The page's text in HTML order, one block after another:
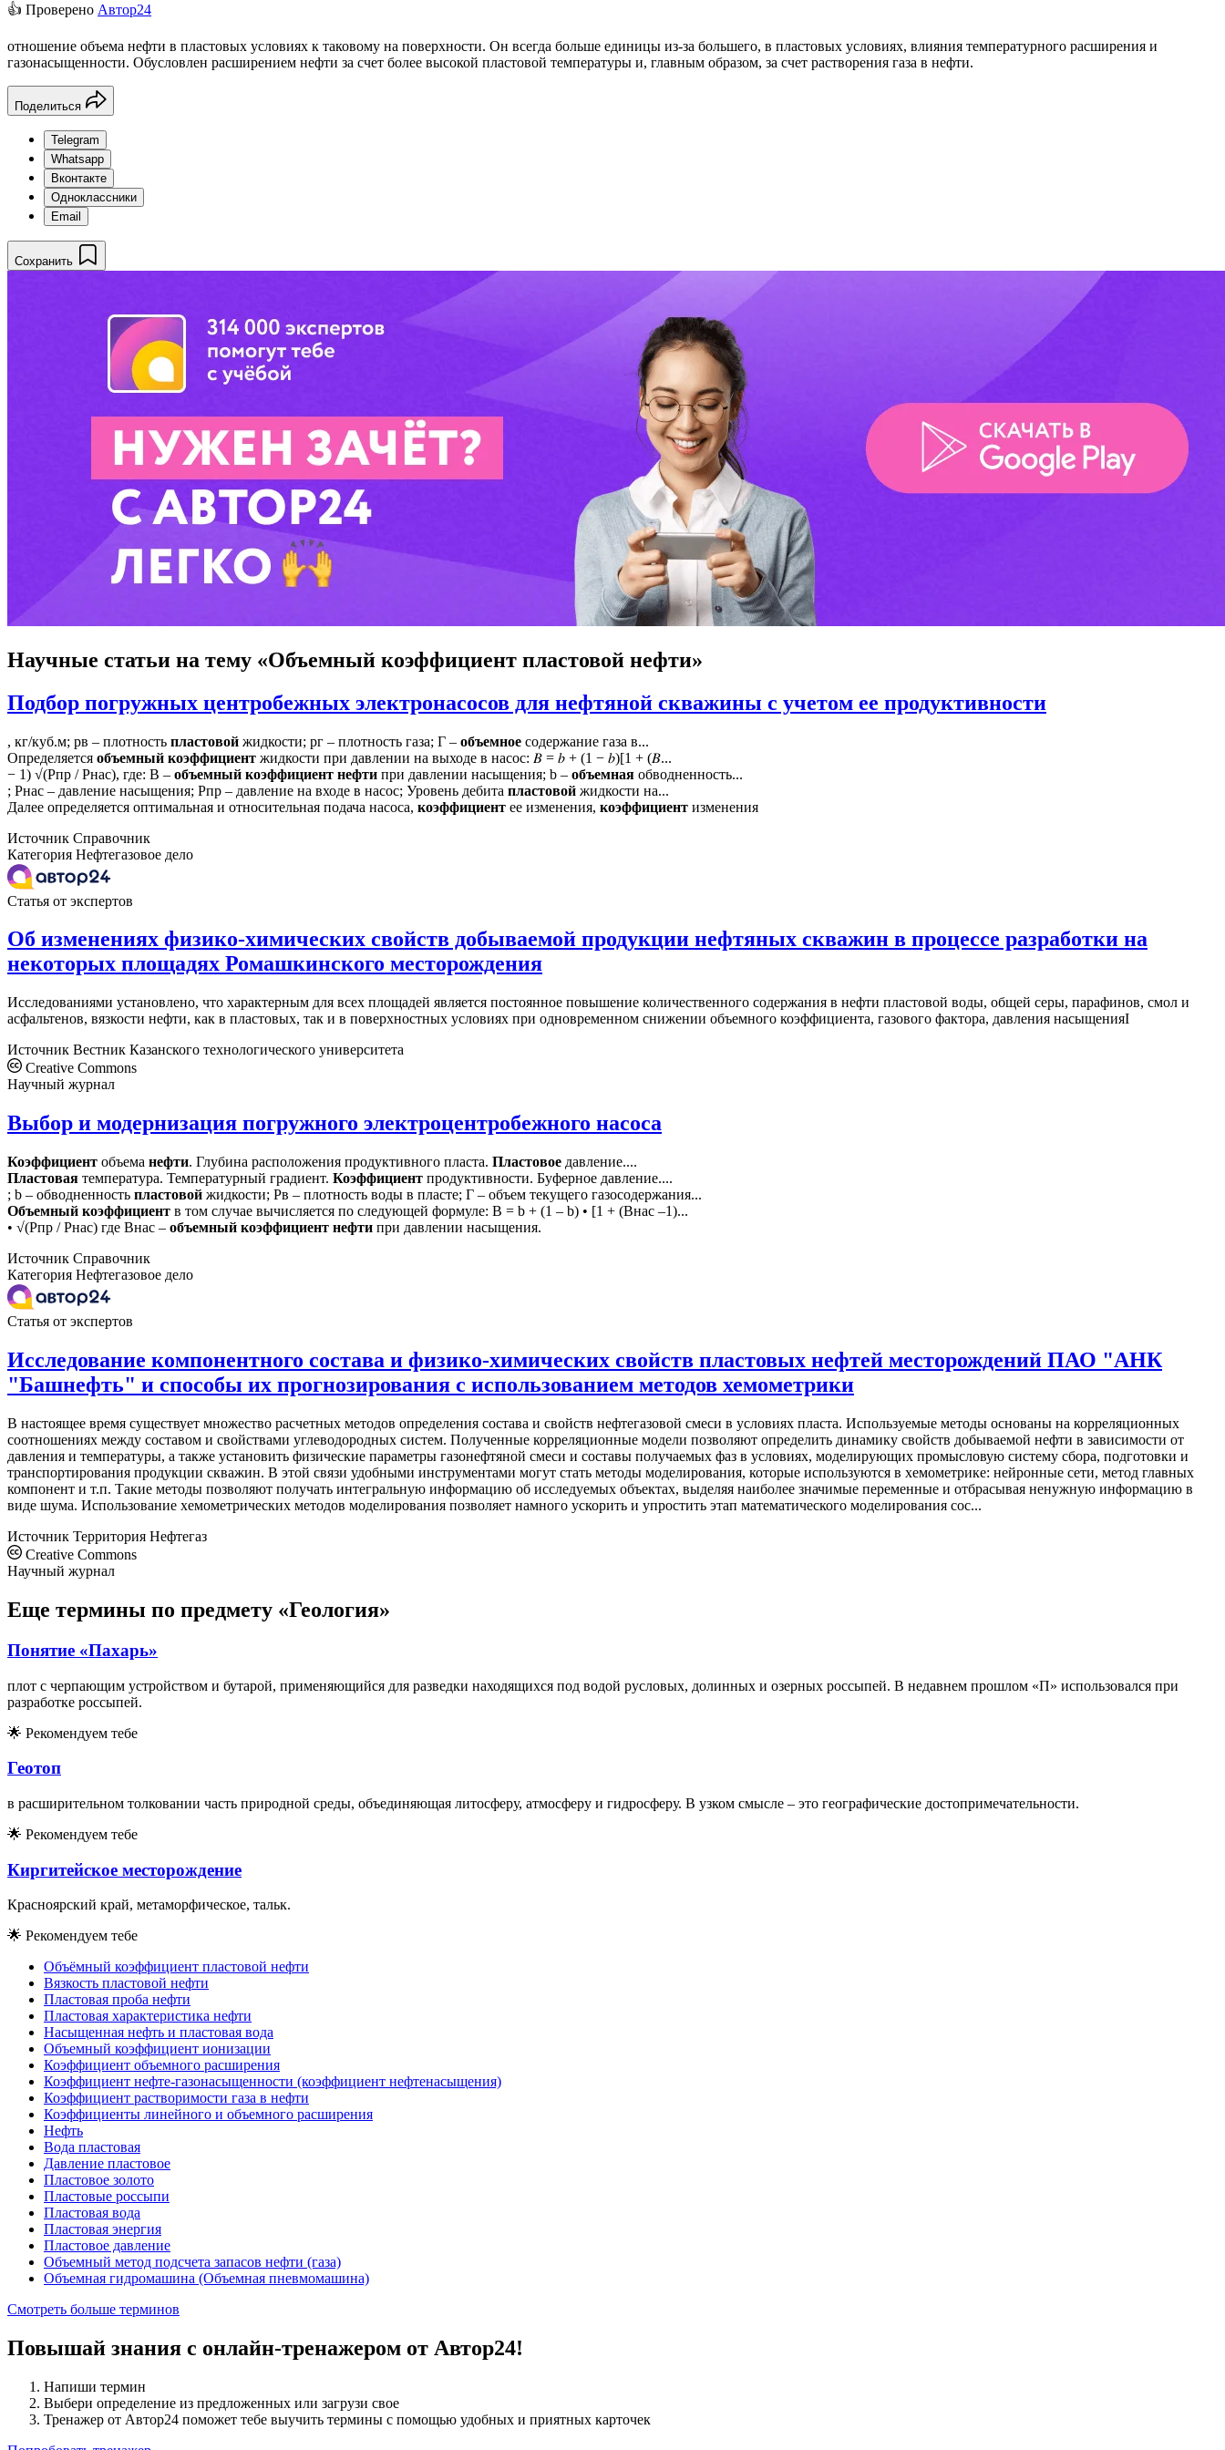
👍 Проверено Автор24
отношение объема нефти в пластовых условиях к таковому на поверхности. Он всегда больше единицы из-за большего, в пластовых условиях, влияния температурного расширения и
газонасыщенности. Обусловлен расширением нефти за счет более высокой пластовой температуры и, главным образом, за счет растворения газа в нефти.
Поделиться
Telegram
Whatsapp
Вконтакте
Одноклассники
Email
Сохранить
Научные статьи на тему «Объемный коэффициент пластовой нефти»
Подбор погружных центробежных электронасосов для нефтяной скважины с учетом ее продуктивности
, кг/куб.м; рв – плотность пластовой жидкости; pг – плотность газа; Г – объемное содержание газа в...
Определяется объемный коэффициент жидкости при давлении на выходе в насос: 𝐵 = 𝑏 + (1 − 𝑏)[1 + (𝐵...
− 1) √(Pпр / Pнас), где: B – объемный коэффициент нефти при давлении насыщения; b – объемная обводненность...
; Рнас – давление насыщения; Рпр – давление на входе в насос; Уровень дебита пластовой жидкости на...
Далее определяется оптимальная и относительная подача насоса, коэффициент ее изменения, коэффициент изменения
Источник Справочник
Категория Нефтегазовое дело
Статья от экспертов
Об изменениях физико-химических свойств добываемой продукции нефтяных скважин в процессе разработки на
некоторых площадях Ромашкинского месторождения
Исследованиями установлено, что характерным для всех площадей является постоянное повышение количественного содержания в нефти пластовой воды, общей серы, парафинов, смол и
асфальтенов, вязкости нефти, как в пластовых, так и в поверхностных условиях при одновременном снижении объемного коэффициента, газового фактора, давления насыщенияI
Источник Вестник Казанского технологического университета
Creative Commons
Научный журнал
Выбор и модернизация погружного электроцентробежного насоса
Коэффициент объема нефти. Глубина расположения продуктивного пласта. Пластовое давление....
Пластовая температура. Температурный градиент. Коэффициент продуктивности. Буферное давление....
; b – обводненность пластовой жидкости; Рв – плотность воды в пласте; Г – объем текущего газосодержания...
Объемный коэффициент в том случае вычисляется по следующей формуле: В = b + (1 – b) • [1 + (Внас –1)...
• √(Рпр / Рнас) где Внас – объемный коэффициент нефти при давлении насыщения.
Источник Справочник
Категория Нефтегазовое дело
Статья от экспертов
Исследование компонентного состава и физико-химических свойств пластовых нефтей месторождений ПАО "АНК
"Башнефть" и способы их прогнозирования с использованием методов хемометрики
В настоящее время существует множество расчетных методов определения состава и свойств нефтегазовой смеси в условиях пласта. Используемые методы основаны на корреляционных
соотношениях между составом и свойствами углеводородных систем. Полученные корреляционные модели позволяют определить динамику свойств добываемой нефти в зависимости от
давления и температуры, а также установить физические параметры газонефтяной смеси и составы получаемых фаз в условиях, моделирующих промысловую систему сбора, подготовки и
транспортирования продукции скважин. В этой связи удобными инструментами могут стать методы моделирования, которые используются в хемометрике: нейронные сети, метод главных
компонент и т.п. Такие методы позволяют получать интегральную информацию об исследуемых объектах, выделяя наиболее значимые переменные и отбрасывая ненужную информацию в
виде шума. Использование хемометрических методов моделирования позволяет намного ускорить и упростить этап математического моделирования сос...
Источник Территория Нефтегаз
Creative Commons
Научный журнал
Еще термины по предмету «Геология»
Понятие «Пахарь»
плот с черпающим устройством и бутарой, применяющийся для разведки находящихся под водой русловых, долинных и озерных россыпей. В недавнем прошлом «П» использовался при
разработке россыпей.
🌟 Рекомендуем тебе
Геотоп
в расширительном толковании часть природной среды, объединяющая литосферу, атмосферу и гидросферу. В узком смысле – это географические достопримечательности.
🌟 Рекомендуем тебе
Киргитейское месторождение
Красноярский край, метаморфическое, тальк.
🌟 Рекомендуем тебе
Объёмный коэффициент пластовой нефти
Вязкость пластовой нефти
Пластовая проба нефти
Пластовая характеристика нефти
Насыщенная нефть и пластовая вода
Объемный коэффициент ионизации
Коэффициент объемного расширения
Коэффициент нефте-газонасыщенности (коэффициент нефтенасыщения)
Коэффициент растворимости газа в нефти
Коэффициенты линейного и объемного расширения
Нефть
Вода пластовая
Давление пластовое
Пластовое золото
Пластовые россыпи
Пластовая вода
Пластовая энергия
Пластовое давление
Объемный метод подсчета запасов нефти (газа)
Объемная гидромашина (Объемная пневмомашина)
Смотреть больше терминов
Повышай знания с онлайн-тренажером от Автор24!
Напиши термин
Выбери определение из предложенных или загрузи свое
Тренажер от Автор24 поможет тебе выучить термины с помощью удобных и приятных карточек